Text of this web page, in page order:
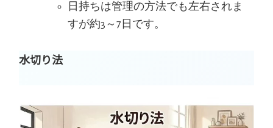
日持ちは管理の方法でも左右されま
すが約3～7日です。
水切り法